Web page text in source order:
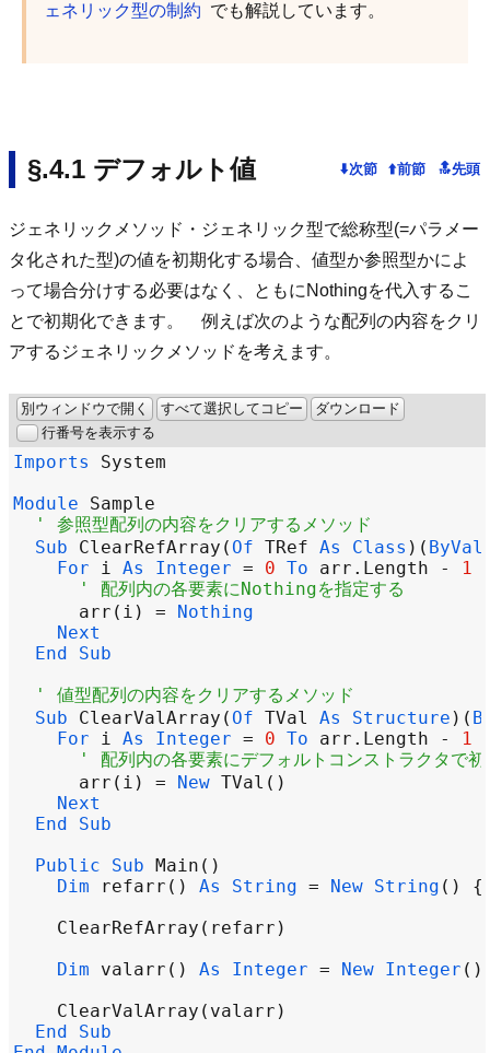
ェネリック型の制約 でも解説しています。
デフォルト値
ジェネリックメソッド・ジェネリック型で総称型(=パラメー
タ化された型)の値を初期化する場合、値型か参照型かによ
って場合分けする必要はなく、ともにNothingを代入するこ
とで初期化できます。 例えば次のような配列の内容をクリ
アするジェネリックメソッドを考えます。
別ウィンドウで開く すべて選択してコピー
ダウンロード
行番号を表示する
Imports
System
Module
Sample
' 参照型配列の内容をクリアするメソッド
Sub
ClearRefArray ( Of TRef As Class )( ByVal
For
i As Integer = 0 To arr . Length -
1
' 配列内の各要素にNothingを指定する
arr ( i ) =
Nothing
Next
End
Sub
' 値型配列の内容をクリアするメソッド
Sub
ClearValArray ( Of TVal As Structure )(
For
i As Integer = 0 To arr . Length -
1
' 配列内の各要素にデフォルトコンストラクタで
arr ( i ) = New TVal
Next
End
Sub
Public
Sub Main
Dim
refarr () As String = New String () {
ClearRefArray ( refarr
Dim
valarr () As Integer = New Integer ()
ClearValArray ( valarr
End
Sub